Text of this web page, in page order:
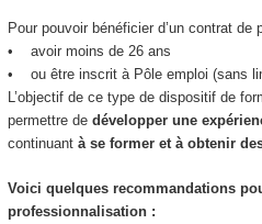
Pour pouvoir bénéficier d’un contrat
• avoir moins de 26 ans
• ou être inscrit à Pôle emploi (sans
L’objectif de ce type de dispositif de
permettre de développer une
continuantà se former et à obtenir
Voici quelques recommandations
professionnalisation :